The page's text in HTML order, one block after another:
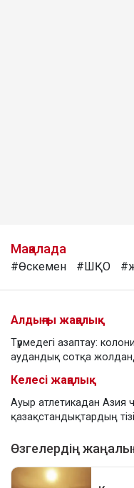
Мақалада
#Өскемен #ШҚО
Алдыңғы жаңалық
Түрмедегі азаптау:
аудандық сотқа
Келесі жаңалық
Ауыр атлетикадан Азия
қазақстандықтардың